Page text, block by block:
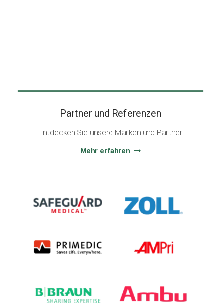
Partner und Referenzen
Entdecken Sie unsere Marken und Partner
Mehr erfahren